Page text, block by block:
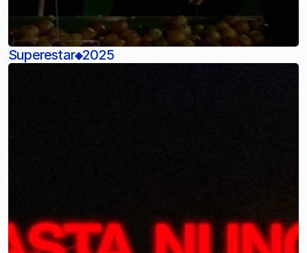
Superestar◆2025